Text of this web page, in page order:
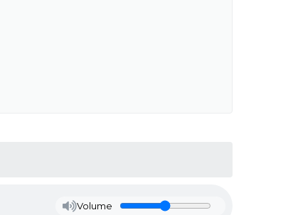
Volume